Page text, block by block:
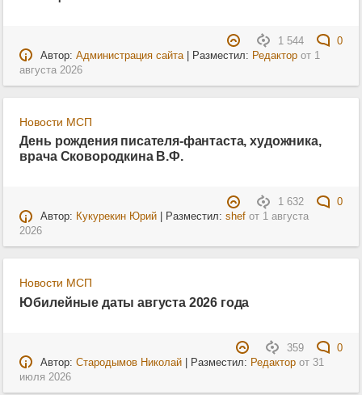
1 544
0
Автор: Администрация сайта| Разместил: Редакторот 1
августа 2026
Новости МСП
День рождения писателя-фантаста, художника,
врача Сковородкина В.Ф.
1 632
0
Автор: Кукурекин Юрий| Разместил: shefот 1 августа
2026
Новости МСП
Юбилейные даты августа 2026 года
359
0
Автор: Стародымов Николай| Разместил: Редакторот 31
июля 2026